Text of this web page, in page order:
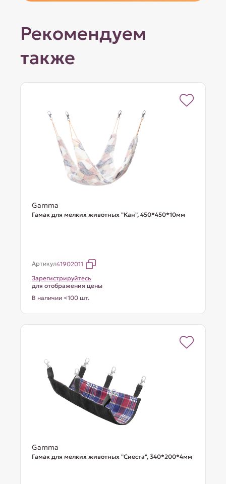
Рекомендуем
также
Gamma
Гамак для мелких животных "Кан", 450*450*10мм
Артикул41902011
Зарегистрируйтесь
для отображения цены
В наличии <100 шт.
Gamma
Гамак для мелких животных "Сиеста", 340*200*4мм